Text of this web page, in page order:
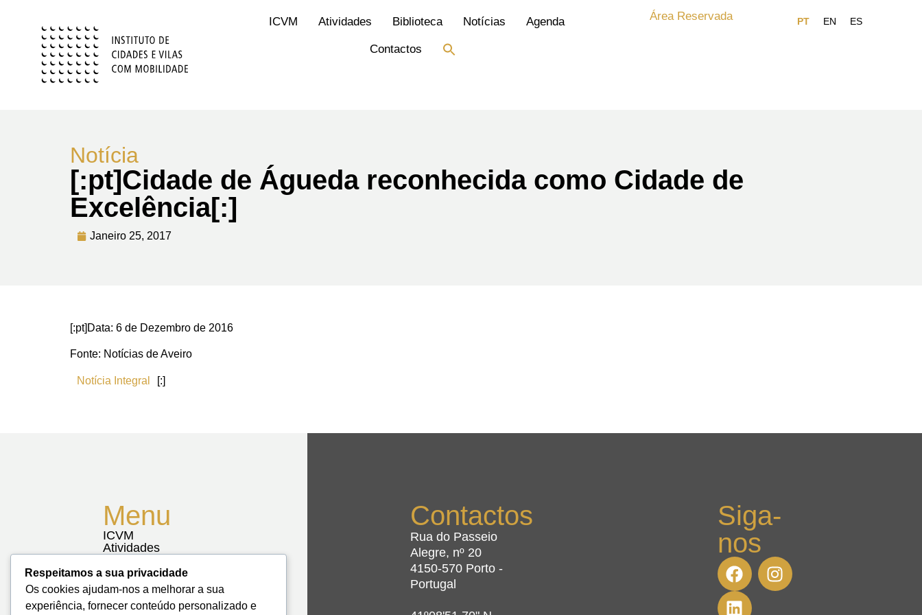
ICVM Atividades Biblioteca Notícias Agenda
Contactos
Área Reservada
Notícia
[:pt]Cidade de Águeda reconhecida como Cidade de
Excelência[:]
Janeiro 25, 2017
[:pt]Data: 6 de Dezembro de 2016
Fonte: Notícias de Aveiro
Notícia Integral [:]
Menu
ICVM
Atividades
Biblioteca
Contactos
Mapa do Site
Contactos
Rua do Passeio
Alegre, nº 20
4150-570 Porto -
Portugal
Siga-
nos
Respeitamos a sua privacidade
Os cookies ajudam-nos a melhorar a sua
experiência, fornecer conteúdo personalizado e